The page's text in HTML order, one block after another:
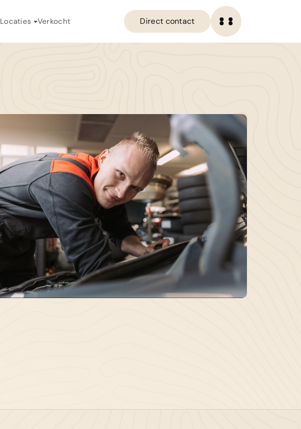
Locaties Verkocht
Direct contact
HOME
WERKPLAATS
OVER ONS
VERKOCHT
CONTACT
0113-343631
Algemeen:info@autotoonder.nl
Biezelingsestraat 50 4421 BT Kapelle